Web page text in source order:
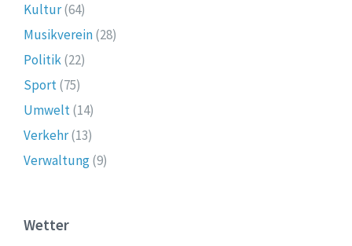
Kultur(64)
Musikverein(28)
Politik(22)
Sport(75)
Umwelt(14)
Verkehr(13)
Verwaltung(9)
Wetter